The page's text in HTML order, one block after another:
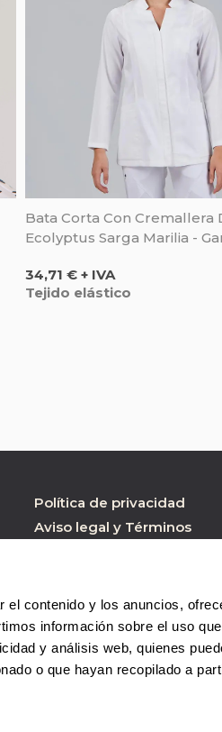
contenido y los anuncios,
información sobre el uso
y análisis web, quienes
o que hayan recopilado a
Bata Corta Con Cremallera
Ecolyptus Sarga Marilia -
Precio
34,71 € + IVA
Tejido elástico
Política de privacidad
Aviso legal y Términos
Condiciones de